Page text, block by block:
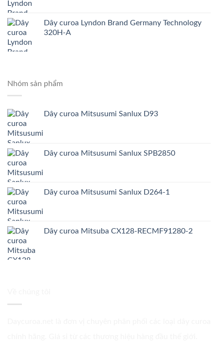
Dây curoa Lyndon Brand Germany Technology
320H-A
Nhóm sản phẩm
Dây curoa Mitsusumi Sanlux D93
Dây curoa Mitsusumi Sanlux SPB2850
Dây curoa Mitsusumi Sanlux D264-1
Dây curoa Mitsuba CX128-RECMF91280-2